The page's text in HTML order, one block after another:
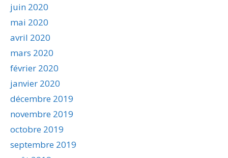
juin 2020
mai 2020
avril 2020
mars 2020
février 2020
janvier 2020
décembre 2019
novembre 2019
octobre 2019
septembre 2019